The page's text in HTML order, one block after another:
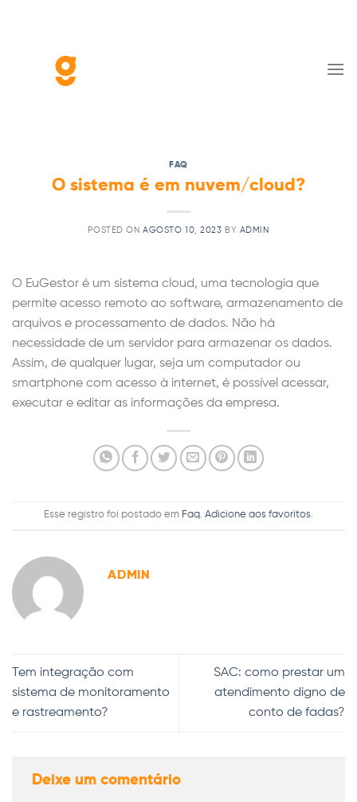
FAQ
O sistema é em nuvem/cloud?
POSTED ONAGOSTO 10, 2023 BY ADMIN
O EuGestor é um sistema cloud, uma tecnologia que
permite acesso remoto ao software, armazenamento de
arquivos e processamento de dados. Não há
necessidade de um servidor para armazenar os dados.
Assim, de qualquer lugar, seja um computador ou
smartphone com acesso à internet, é possível acessar,
executar e editar as informações da empresa.
Esse registro foi postado em Faq. Adicione aos favoritos.
ADMIN
Tem integração com
sistema de monitoramento
e rastreamento?
SAC: como prestar um
atendimento digno de
conto de fadas?
Deixe um comentário